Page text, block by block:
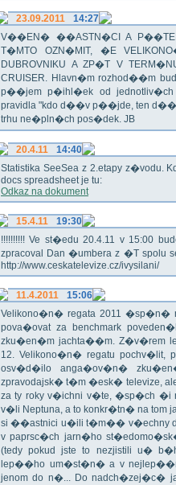
23.09.2011
14:27
V��EN� ��ASTN�CI A
T�MTO OZN�MIT, �E
DUBROVNIKU A ZP�T V
CRUISER. Hlavn�m rozhod��m
p��jem p�ihl�ek od
pravidla "kdo d��v p��jde, ten
trhu ne�pln�ch pos�dek. JB
20.4.11
14:40
Statistika SeeSea z 2.etapy z�vodu.
docs spreadsheet je tu:
Odkaz na dokument
15.4.11
19:30
!!!!!!!!!! Ve st�edu 20.4.11 v 15:00
zpracoval Dan �umbera z �T spolu
http://www.ceskatelevize.cz/ivysilani/
11.4.2011
15:06
Velikono�n� regata 2011 �sp�n�
pova�ovat za benchmark
zku�en�m jachta��m. Z�v�rem
12. Velikono�n� regatu
osv�d�ilo anga�ov�n�
zpravodajsk� t�m �esk� televize,
za ty roky v�ichni v�te, �sp�ch
v�li Neptuna, a to konkr�tn� na tom
si ��astnici u�ili t�m�� v�echny
v paprsc�ch jarn�ho
(tedy pokud jste to nezjistili u�
lep��ho um�st�n� a v
jenom do n�... Do nadch�zej�c�